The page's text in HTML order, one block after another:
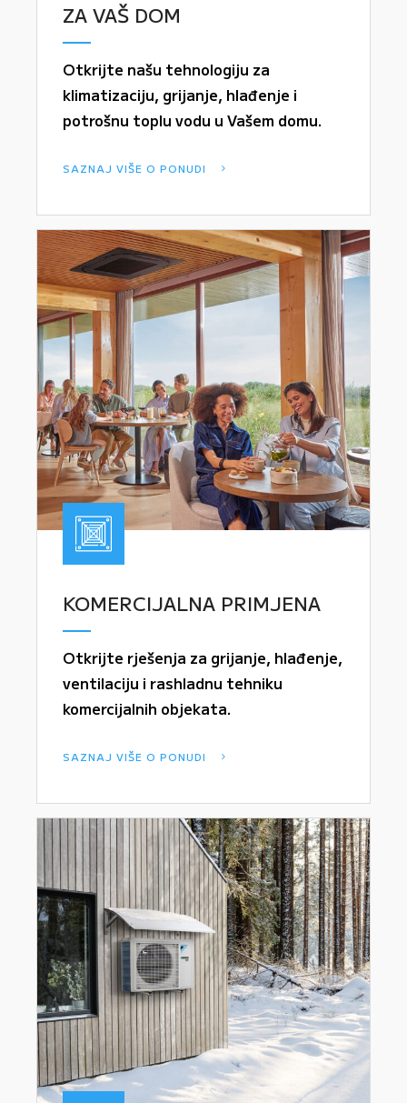
ZA VAŠ DOM
Otkrijte našu tehnologiju za
klimatizaciju, grijanje, hlađenje i
potrošnu toplu vodu u Vašem domu.
SAZNAJ VIŠE O PONUDI
KOMERCIJALNA PRIMJENA
Otkrijte rješenja za grijanje, hlađenje,
ventilaciju i rashladnu tehniku
komercijalnih objekata.
SAZNAJ VIŠE O PONUDI